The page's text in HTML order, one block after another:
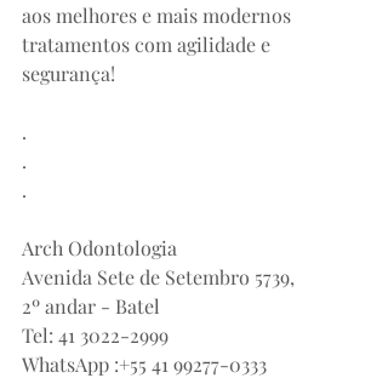
aos melhores e mais modernos
tratamentos com agilidade e
segurança!
.
.
.
Arch Odontologia
Avenida Sete de Setembro 5739,
2º andar - Batel
Tel: 41 3022-2999
WhatsApp :+55 41 99277-0333